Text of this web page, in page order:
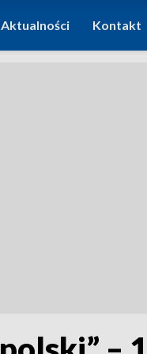
Aktualności Kontakt